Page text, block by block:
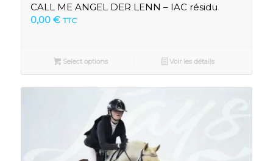
CALL ME ANGEL DER LENN – IAC résidu
0,00 € TTC
Select options Voir les détails